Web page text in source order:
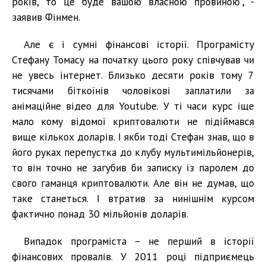
заявив Фінмен.
Але є і сумні фінансові історії. Програмісту
Стефану Томасу на початку цього року співчував чи
не увесь інтернет. Близько десяти років тому 7
тисячами біткоїнів чоловікові заплатили за
анімаційне відео для Youtube. У ті часи курс іще
мало кому відомої криптовалюти не підіймався
вище кількох доларів. І якби тоді Стефан знав, що в
його руках перепустка до клубу мультимільйонерів,
то він точно не загубив би записку із паролем до
свого гаманця криптовалюти. Але він не думав, що
таке станеться. І втратив за нинішнім курсом
фактично понад 30 мільйонів доларів.
Випадок програміста – не перший в історії
фінансових провалів. У 2011 році підприємець